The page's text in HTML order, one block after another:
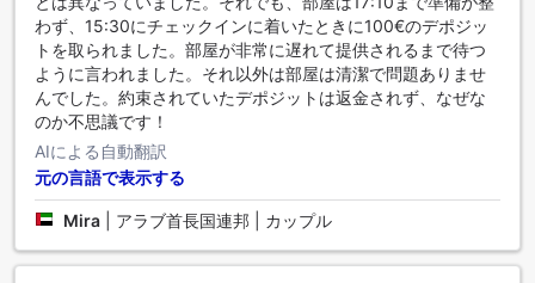
わず、15:30にチェックインに着いたときに100€のデポジッ
トを取られました。部屋が非常に遅れて提供されるまで待つ
ように言われました。それ以外は部屋は清潔で問題ありませ
んでした。約束されていたデポジットは返金されず、なぜな
のか不思議です！
AIによる自動翻訳
元の言語で表示する
Mira アラブ首長国連邦 | カップル